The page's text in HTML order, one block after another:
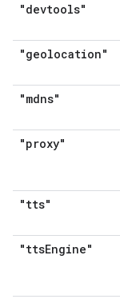
"devtools"
"geolocation"
"mdns"
"proxy"
"tts"
"ttsEngine"